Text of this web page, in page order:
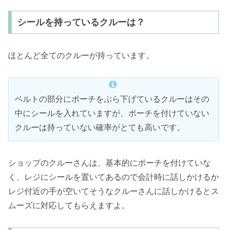
シールを持っているクルーは？
ほとんど全てのクルーが持っています。
ベルトの部分にポーチをぶら下げているクルーはその
中にシールを入れていますが、ポーチを付けていない
クルーは持っていない確率がとても高いです。
ショップのクルーさんは、基本的にポーチを付けていな
く、レジにシールを置いてあるので会計時に話しかけるか
レジ付近の手が空いてそうなクルーさんに話しかけるとス
ムーズに対応してもらえますよ。